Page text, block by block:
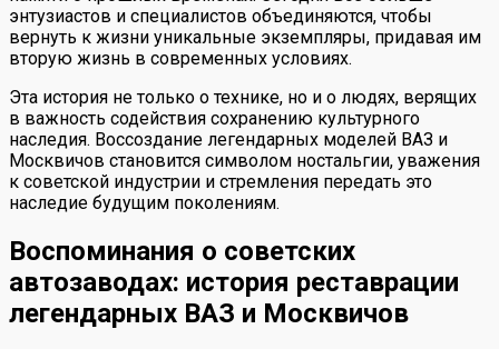
энтузиастов и специалистов объединяются, чтобы
вернуть к жизни уникальные экземпляры, придавая им
вторую жизнь в современных условиях.
Эта история не только о технике, но и о людях, верящих
в важность содействия сохранению культурного
наследия. Воссоздание легендарных моделей ВАЗ и
Москвичов становится символом ностальгии, уважения
к советской индустрии и стремления передать это
наследие будущим поколениям.
Воспоминания о советских
автозаводах: история реставрации
легендарных ВАЗ и Москвичов